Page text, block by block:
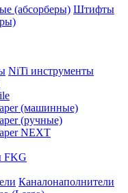
Штифты
NiTi инструменты
(машинные)
(ручные)
NEXT
FKG
Каналонаполнители